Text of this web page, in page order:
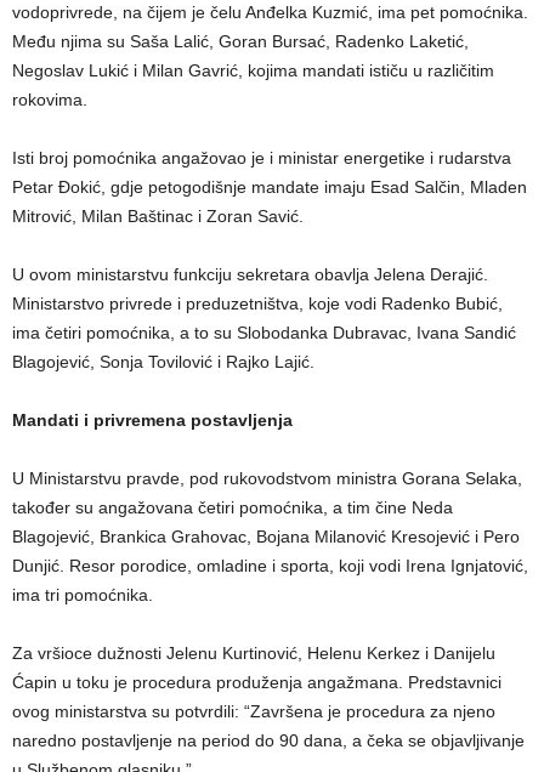
vodoprivrede, na čijem je čelu Anđelka Kuzmić, ima pet pomoćnika.
Među njima su Saša Lalić, Goran Bursać, Radenko Laketić,
Negoslav Lukić i Milan Gavrić, kojima mandati ističu u različitim
rokovima.
Isti broj pomoćnika angažovao je i ministar energetike i rudarstva
Petar Đokić, gdje petogodišnje mandate imaju Esad Salčin, Mladen
Mitrović, Milan Baštinac i Zoran Savić.
U ovom ministarstvu funkciju sekretara obavlja Jelena Derajić.
Ministarstvo privrede i preduzetništva, koje vodi Radenko Bubić,
ima četiri pomoćnika, a to su Slobodanka Dubravac, Ivana Sandić
Blagojević, Sonja Tovilović i Rajko Lajić.
Mandati i privremena postavljenja
U Ministarstvu pravde, pod rukovodstvom ministra Gorana Selaka,
također su angažovana četiri pomoćnika, a tim čine Neda
Blagojević, Brankica Grahovac, Bojana Milanović Kresojević i Pero
Dunjić. Resor porodice, omladine i sporta, koji vodi Irena Ignjatović,
ima tri pomoćnika.
Za vršioce dužnosti Jelenu Kurtinović, Helenu Kerkez i Danijelu
Ćapin u toku je procedura produženja angažmana. Predstavnici
ovog ministarstva su potvrdili: “Završena je procedura za njeno
naredno postavljenje na period do 90 dana, a čeka se objavljivanje